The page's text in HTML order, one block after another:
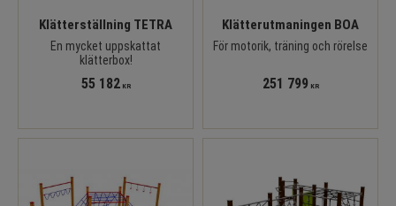
Klätterställning TETRA
En mycket uppskattat
klätterbox!
55 182KR
Klätterutmaningen BOA
För motorik, träning och rörelse
251 799 KR